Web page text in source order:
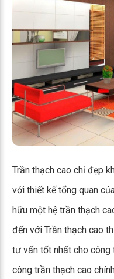
Trần thạch cao chỉ đẹp
với thiết kế tổng quan
hữu một hệ trần thạch
đến với Trần thạch cao
tư vấn tốt nhất cho công
công trần thạch cao